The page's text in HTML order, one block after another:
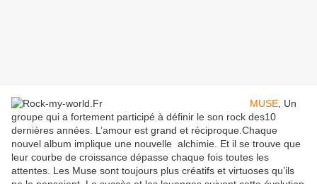
MUSE , Un
groupe qui a fortement participé à définir le son rock des10
dernières années. L’amour est grand et réciproque.Chaque
nouvel album implique une nouvelle alchimie. Et il se trouve que
leur courbe de croissance dépasse chaque fois toutes les
attentes. Les Muse sont toujours plus créatifs et virtuoses qu’ils